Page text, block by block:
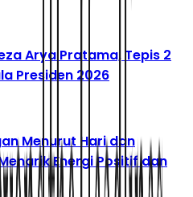
Arya Pratama, Tepis 2
Presiden 2026
Menurut Hari dan
Energi Positif dan